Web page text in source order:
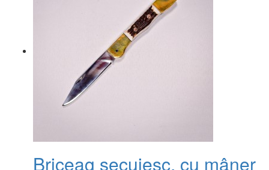
Briceag secuiesc, cu mâner